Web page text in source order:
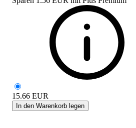
15.66 EUR
In den Warenkorb legen